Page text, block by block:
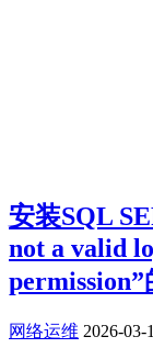
安装SQL
not a valid
permission”
网络运维 2026-03-